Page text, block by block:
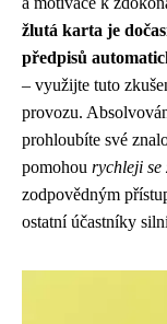
žlutá karta je
předpisů
– využijte tuto
provozu.
prohloubíte své
pomohou rychleji se
zodpovědným
ostatní účastníky